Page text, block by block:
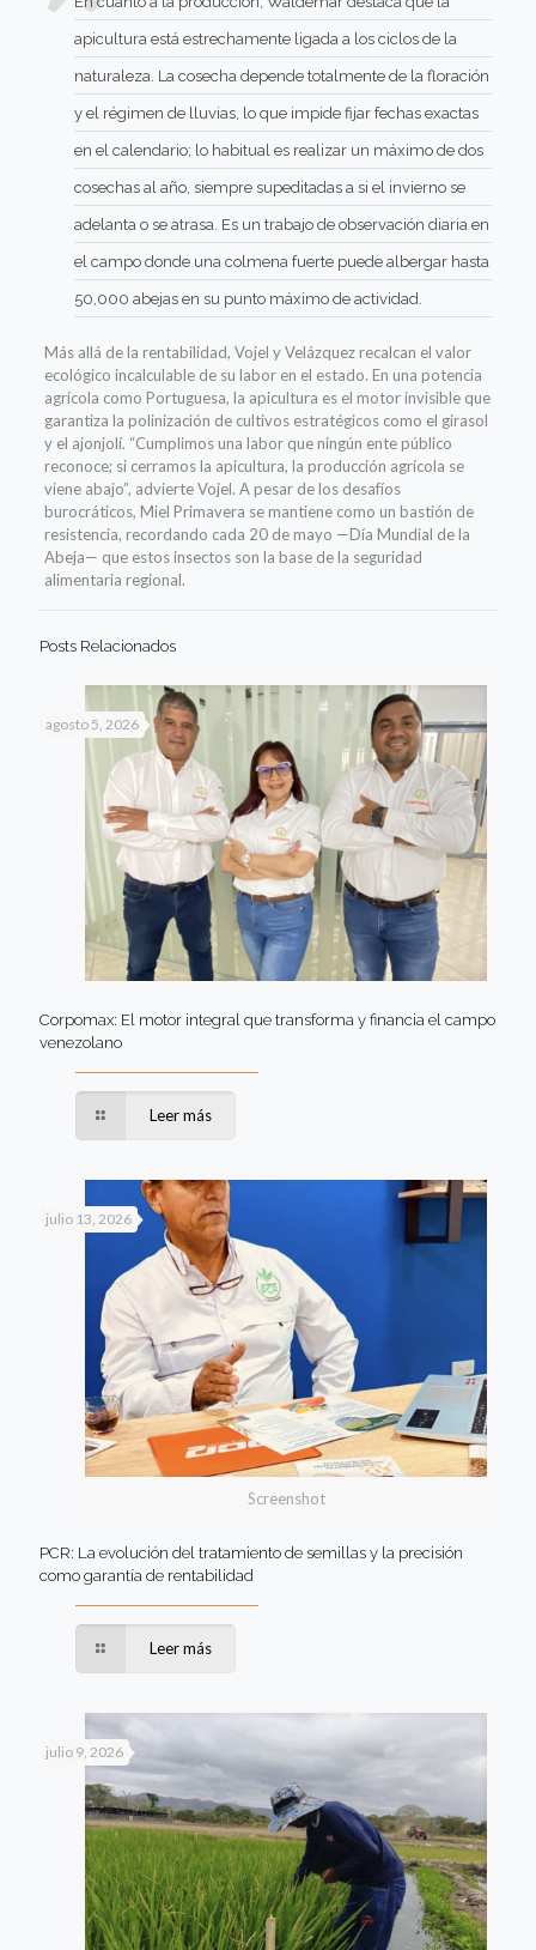
apicultura está estrechamente ligada a los ciclos de la
naturaleza. La cosecha depende totalmente de la floración
y el régimen de lluvias, lo que impide fijar fechas exactas
en el calendario; lo habitual es realizar un máximo de dos
cosechas al año, siempre supeditadas a si el invierno se
adelanta o se atrasa. Es un trabajo de observación diaria en
el campo donde una colmena fuerte puede albergar hasta
50,000 abejas en su punto máximo de actividad.
Más allá de la rentabilidad, Vojel y Velázquez recalcan el valor
ecológico incalculable de su labor en el estado. En una potencia
agrícola como Portuguesa, la apicultura es el motor invisible que
garantiza la polinización de cultivos estratégicos como el girasol
y el ajonjolí. “Cumplimos una labor que ningún ente público
reconoce; si cerramos la apicultura, la producción agrícola se
viene abajo”, advierte Vojel. A pesar de los desafíos
burocráticos, Miel Primavera se mantiene como un bastión de
resistencia, recordando cada 20 de mayo —Día Mundial de la
Abeja— que estos insectos son la base de la seguridad
alimentaria regional.
Posts Relacionados
agosto 5, 2026
Corpomax: El motor integral que transforma y financia el campo
venezolano
Leer más
Screenshot
julio 13, 2026
PCR: La evolución del tratamiento de semillas y la precisión
como garantía de rentabilidad
Leer más
julio 9, 2026